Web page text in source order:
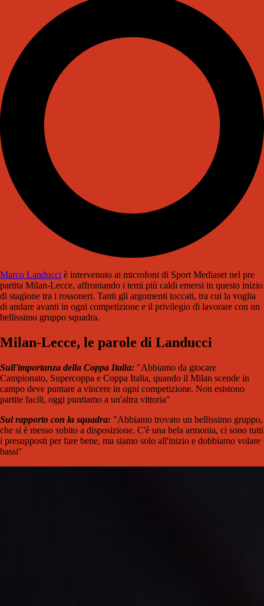
Marco Landucci è intervenuto ai microfoni di Sport Mediaset nel pre
partita Milan-Lecce, affrontando i temi più caldi emersi in questo inizio
di stagione tra i rossoneri. Tanti gli argomenti toccati, tra cui la voglia
di andare avanti in ogni competizione e il privilegio di lavorare con un
bellissimo gruppo squadra.
Milan-Lecce, le parole di Landucci
Sull'importanza della Coppa Italia: "Abbiamo da giocare
Campionato, Supercoppa e Coppa Italia, quando il Milan scende in
campo deve puntare a vincere in ogni competizione. Non esistono
partite facili, oggi puntiamo a un'altra vittoria"
Sul rapporto con la squadra: "Abbiamo trovato un bellissimo gruppo,
che si è messo subito a disposizione. C'è una bela armonia, ci sono tutti
i presupposti per fare bene, ma siamo solo all'inizio e dobbiamo volare
bassi"